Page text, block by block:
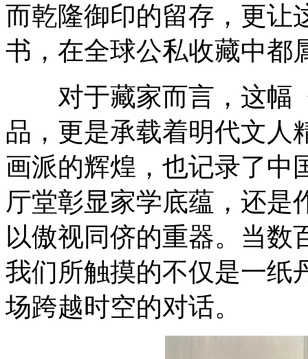
而乾隆御印的留存，更让
书，在全球公私收藏中都
对于藏家而言，这幅
品，更是承载着明代文人
画派的辉煌，也记录了中
厅堂彰显家学底蕴，还是
以傲视同侪的重器。当数
我们所触摸的不仅是一纸
场跨越时空的对话。